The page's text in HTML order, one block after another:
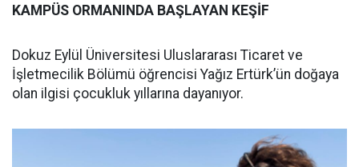
KAMPÜS ORMANINDA BAŞLAYAN KEŞİF
Dokuz Eylül Üniversitesi Uluslararası Ticaret ve
İşletmecilik Bölümü öğrencisi Yağız Ertürk’ün doğaya
olan ilgisi çocukluk yıllarına dayanıyor.